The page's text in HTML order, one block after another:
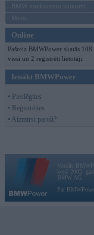
BMW konkurentu jaunumi
Moto
Online
Pašreiz BMWPower skatās 108
viesi un 2 reģistrēti lietotāji.
Ienākt BMWPower
• Pieslēgties
• Reģistrēties
• Aizmirsi paroli?
Vortāls
kopš 2002.
BMW AG.
Par